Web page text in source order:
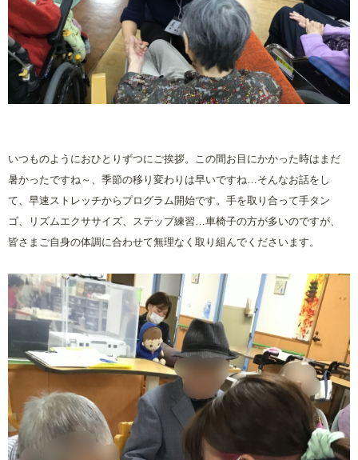
いつものようにおひとりずつにご挨拶。この間お目にかかった時はまだ
暑かったですね～、季節の移り変わりは早いですね…そんなお話をし
て、早速ストレッチからプログラム開始です。手を取り合って手タン
ゴ、リズムエクササイズ、ステップ練習…車椅子の方が多いのですが、
皆さまご自身の体調に合わせて無理なく取り組んでくださいます。